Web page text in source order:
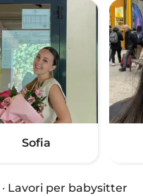
Sofia
· Lavori per babysitter